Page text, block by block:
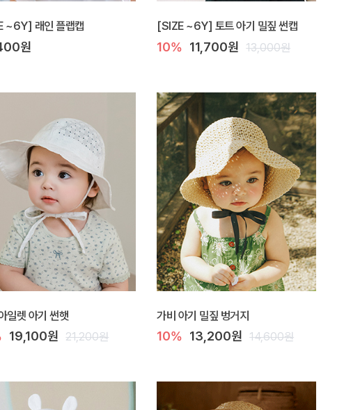
~6Y] 래인 플랩캡
원
[SIZE ~6Y] 토트 아기 밀짚 썬캡
10% 11,700원 13,000원
일렛 아기 썬햇
19,100원 21,200원
가비 아기 밀짚 벙거지
10% 13,200원 14,600원